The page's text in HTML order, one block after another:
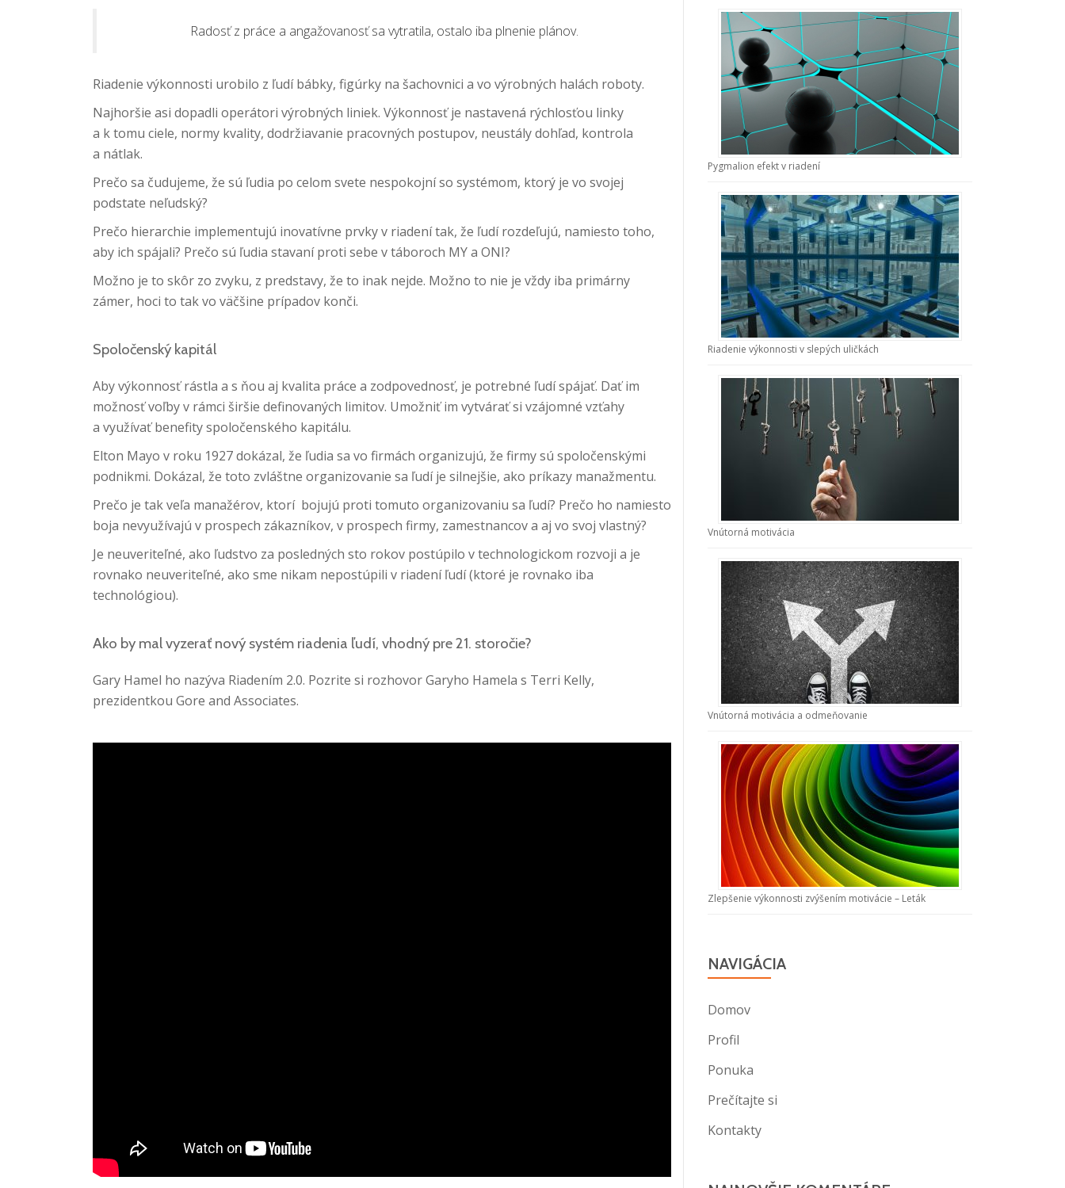
Radosť z práce a angažovanosť sa vytratila, ostalo iba plnenie plánov.
Riadenie výkonnosti urobilo z ľudí bábky, figúrky na šachovnici a vo výrobných halách roboty.
Najhoršie asi dopadli operátori výrobných liniek. Výkonnosť je nastavená rýchlosťou linky
a k tomu ciele, normy kvality, dodržiavanie pracovných postupov, neustály dohľad, kontrola
a nátlak.
Prečo sa čudujeme, že sú ľudia po celom svete nespokojní so systémom, ktorý je vo svojej
podstate neľudský?
Prečo hierarchie implementujú inovatívne prvky v riadení tak, že ľudí rozdeľujú, namiesto toho,
aby ich spájali? Prečo sú ľudia stavaní proti sebe v táboroch MY a ONI?
Možno je to skôr zo zvyku, z predstavy, že to inak nejde. Možno to nie je vždy iba primárny
zámer, hoci to tak vo väčšine prípadov konči.
Spoločenský kapitál
Aby výkonnosť rástla a s ňou aj kvalita práce a zodpovednosť, je potrebné ľudí spájať. Dať im
možnosť voľby v rámci širšie definovaných limitov. Umožniť im vytvárať si vzájomné vzťahy
a využívať benefity spoločenského kapitálu.
Elton Mayo v roku 1927 dokázal, že ľudia sa vo firmách organizujú, že firmy sú spoločenskými
podnikmi. Dokázal, že toto zvláštne organizovanie sa ľudí je silnejšie, ako príkazy manažmentu.
Prečo je tak veľa manažérov, ktorí bojujú proti tomuto organizovaniu sa ľudí? Prečo ho namiesto
boja nevyužívajú v prospech zákazníkov, v prospech firmy, zamestnancov a aj vo svoj vlastný?
Je neuveriteľné, ako ľudstvo za posledných sto rokov postúpilo v technologickom rozvoji a je
rovnako neuveriteľné, ako sme nikam nepostúpili v riadení ľudí (ktoré je rovnako iba
technológiou).
Ako by mal vyzerať nový systém riadenia ľudí, vhodný pre 21. storočie?
Gary Hamel ho nazýva Riadením 2.0. Pozrite si rozhovor Garyho Hamela s Terri Kelly,
prezidentkou Gore and Associates.
Pygmalion efekt v riadení
Riadenie výkonnosti v slepých uličkách
Vnútorná motivácia
Vnútorná motivácia a odmeňovanie
Zlepšenie výkonnosti zvýšením motivácie – Leták
NAVIGÁCIA
Domov
Profil
Ponuka
Prečítajte si
Kontakty